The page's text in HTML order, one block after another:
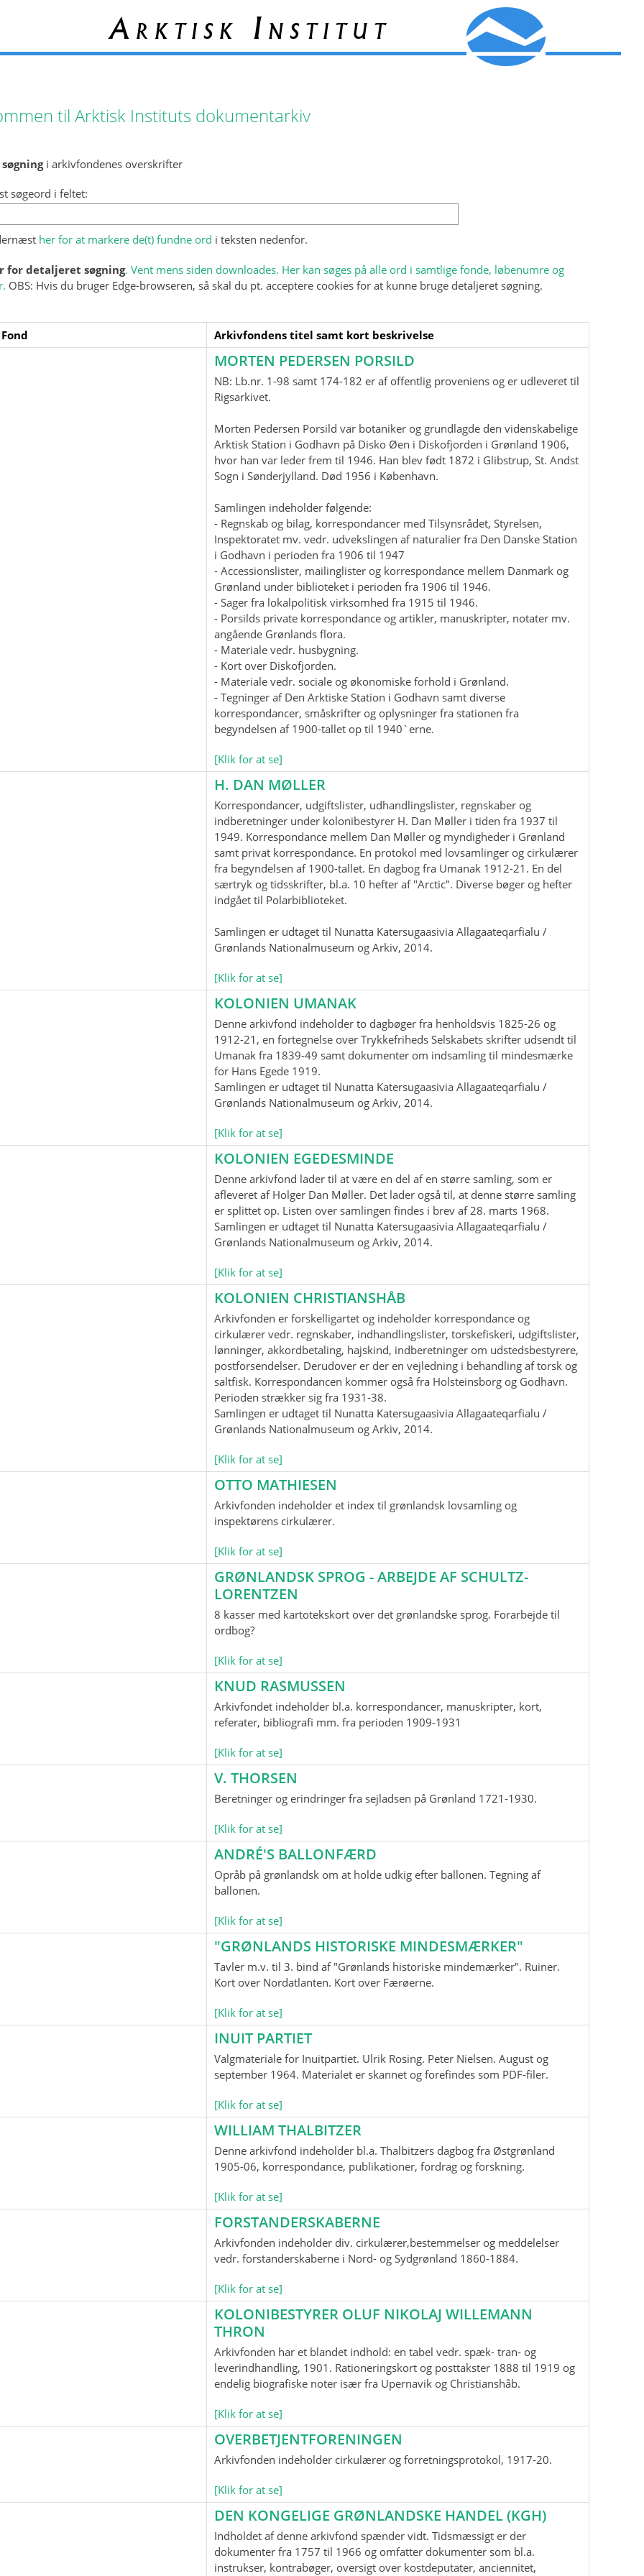
Arktisk Institut
til Arktisk Instituts dokumentarkiv
i arkivfondenes overskrifter
søgeord i feltet:
her for at markere de(t) fundne ord i teksten nedenfor.
for detaljeret søgning. Vent mens siden downloades. Her kan søges på alle ord i samtlige fonde, løbenumre og
OBS: Hvis du bruger Edge-browseren, så skal du pt. acceptere cookies for at kunne bruge detaljeret søgning.
Arkivfondens titel samt kort beskrivelse
MORTEN PEDERSEN PORSILD
NB: Lb.nr. 1-98 samt 174-182 er af offentlig proveniens og er udleveret til
Rigsarkivet.
Morten Pedersen Porsild var botaniker og grundlagde den videnskabelige
Arktisk Station i Godhavn på Disko Øen i Diskofjorden i Grønland 1906,
hvor han var leder frem til 1946. Han blev født 1872 i Glibstrup, St. Andst
Sogn i Sønderjylland. Død 1956 i København.
Samlingen indeholder følgende:
- Regnskab og bilag, korrespondancer med Tilsynsrådet, Styrelsen,
Inspektoratet mv. vedr. udvekslingen af naturalier fra Den Danske Station
i Godhavn i perioden fra 1906 til 1947
- Accessionslister, mailinglister og korrespondance mellem Danmark og
Grønland under biblioteket i perioden fra 1906 til 1946.
- Sager fra lokalpolitisk virksomhed fra 1915 til 1946.
- Porsilds private korrespondance og artikler, manuskripter, notater mv.
angående Grønlands flora.
- Materiale vedr. husbygning.
- Kort over Diskofjorden.
- Materiale vedr. sociale og økonomiske forhold i Grønland.
- Tegninger af Den Arktiske Station i Godhavn samt diverse
korrespondancer, småskrifter og oplysninger fra stationen fra
begyndelsen af 1900-tallet op til 1940`erne.
[Klik for at se]
H. DAN MØLLER
Korrespondancer, udgiftslister, udhandlingslister, regnskaber og
indberetninger under kolonibestyrer H. Dan Møller i tiden fra 1937 til
1949. Korrespondance mellem Dan Møller og myndigheder i Grønland
samt privat korrespondance. En protokol med lovsamlinger og cirkulærer
fra begyndelsen af 1900-tallet. En dagbog fra Umanak 1912-21. En del
særtryk og tidsskrifter, bl.a. 10 hefter af "Arctic". Diverse bøger og hefter
indgået til Polarbiblioteket.
Samlingen er udtaget til Nunatta Katersugaasivia Allagaateqarfialu /
Grønlands Nationalmuseum og Arkiv, 2014.
[Klik for at se]
KOLONIEN UMANAK
Denne arkivfond indeholder to dagbøger fra henholdsvis 1825-26 og
1912-21, en fortegnelse over Trykkefriheds Selskabets skrifter udsendt til
Umanak fra 1839-49 samt dokumenter om indsamling til mindesmærke
for Hans Egede 1919.
Samlingen er udtaget til Nunatta Katersugaasivia Allagaateqarfialu /
Grønlands Nationalmuseum og Arkiv, 2014.
[Klik for at se]
KOLONIEN EGEDESMINDE
Denne arkivfond lader til at være en del af en større samling, som er
afleveret af Holger Dan Møller. Det lader også til, at denne større samling
er splittet op. Listen over samlingen findes i brev af 28. marts 1968.
Samlingen er udtaget til Nunatta Katersugaasivia Allagaateqarfialu /
Grønlands Nationalmuseum og Arkiv, 2014.
[Klik for at se]
KOLONIEN CHRISTIANSHÅB
Arkivfonden er forskelligartet og indeholder korrespondance og
cirkulærer vedr. regnskaber, indhandlingslister, torskefiskeri, udgiftslister,
lønninger, akkordbetaling, hajskind, indberetninger om udstedsbestyrere,
postforsendelser. Derudover er der en vejledning i behandling af torsk og
saltfisk. Korrespondancen kommer også fra Holsteinsborg og Godhavn.
Perioden strækker sig fra 1931-38.
Samlingen er udtaget til Nunatta Katersugaasivia Allagaateqarfialu /
Grønlands Nationalmuseum og Arkiv, 2014.
[Klik for at se]
OTTO MATHIESEN
Arkivfonden indeholder et index til grønlandsk lovsamling og
inspektørens cirkulærer.
[Klik for at se]
GRØNLANDSK SPROG - ARBEJDE AF SCHULTZ-
LORENTZEN
8 kasser med kartotekskort over det grønlandske sprog. Forarbejde til
ordbog?
[Klik for at se]
KNUD RASMUSSEN
Arkivfondet indeholder bl.a. korrespondancer, manuskripter, kort,
referater, bibliografi mm. fra perioden 1909-1931
[Klik for at se]
V. THORSEN
Beretninger og erindringer fra sejladsen på Grønland 1721-1930.
[Klik for at se]
ANDRÉ'S BALLONFÆRD
Opråb på grønlandsk om at holde udkig efter ballonen. Tegning af
ballonen.
[Klik for at se]
"GRØNLANDS HISTORISKE MINDESMÆRKER"
Tavler m.v. til 3. bind af "Grønlands historiske mindemærker". Ruiner.
Kort over Nordatlanten. Kort over Færøerne.
[Klik for at se]
INUIT PARTIET
Valgmateriale for Inuitpartiet. Ulrik Rosing. Peter Nielsen. August og
september 1964. Materialet er skannet og forefindes som PDF-filer.
[Klik for at se]
WILLIAM THALBITZER
Denne arkivfond indeholder bl.a. Thalbitzers dagbog fra Østgrønland
1905-06, korrespondance, publikationer, fordrag og forskning.
[Klik for at se]
FORSTANDERSKABERNE
Arkivfonden indeholder div. cirkulærer,bestemmelser og meddelelser
vedr. forstanderskaberne i Nord- og Sydgrønland 1860-1884.
[Klik for at se]
KOLONIBESTYRER OLUF NIKOLAJ WILLEMANN
THRON
Arkivfonden har et blandet indhold: en tabel vedr. spæk- tran- og
leverindhandling, 1901. Rationeringskort og posttakster 1888 til 1919 og
endelig biografiske noter især fra Upernavik og Christianshåb.
[Klik for at se]
OVERBETJENTFORENINGEN
Arkivfonden indeholder cirkulærer og forretningsprotokol, 1917-20.
[Klik for at se]
DEN KONGELIGE GRØNLANDSKE HANDEL (KGH)
Indholdet af denne arkivfond spænder vidt. Tidsmæssigt er der
dokumenter fra 1757 til 1966 og omfatter dokumenter som bl.a.
instrukser, kontrabøger, oversigt over kostdeputater, anciennitet,